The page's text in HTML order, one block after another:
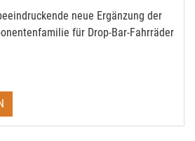
neue Ergänzung der
für Drop-Bar-Fahrräder